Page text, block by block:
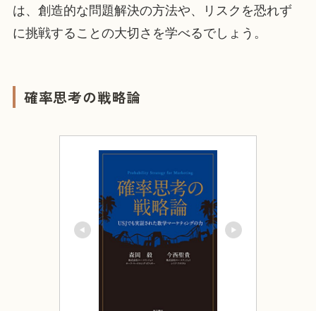
は、創造的な問題解決の方法や、リスクを恐れず
に挑戦することの大切さを学べるでしょう。
確率思考の戦略論